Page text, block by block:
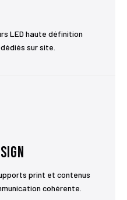
LED haute définition
sur site.
print et contenus
cohérente.